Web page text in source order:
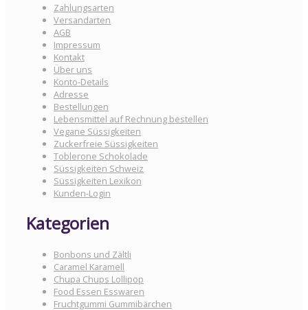
Zahlungsarten
Versandarten
AGB
Impressum
Kontakt
Über uns
Konto-Details
Adresse
Bestellungen
Lebensmittel auf Rechnung bestellen
Vegane Süssigkeiten
Zuckerfreie Süssigkeiten
Toblerone Schokolade
Süssigkeiten Schweiz
Süssigkeiten Lexikon
Kunden-Login
Kategorien
Bonbons und Zältli
Caramel Karamell
Chupa Chups Lollipop
Food Essen Esswaren
Fruchtgummi Gummibärchen